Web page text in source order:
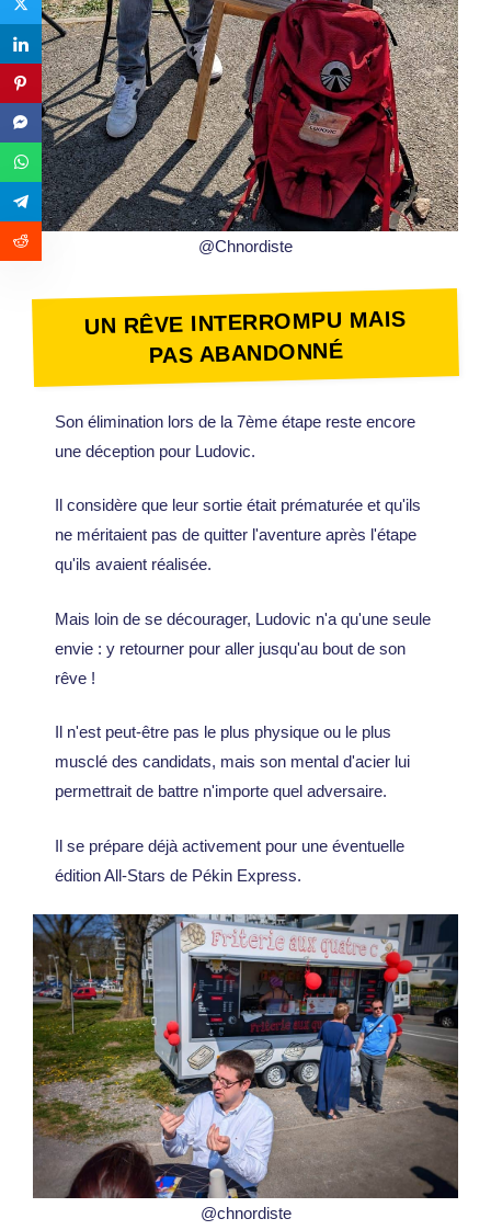
@Chnordiste
UN RÊVE INTERROMPU MAIS
PAS ABANDONNÉ
Son élimination lors de la 7ème étape reste encore
une déception pour Ludovic.
Il considère que leur sortie était prématurée et qu'ils
ne méritaient pas de quitter l'aventure après l'étape
qu'ils avaient réalisée.
Mais loin de se décourager, Ludovic n'a qu'une seule
envie : y retourner pour aller jusqu'au bout de son
rêve !
Il n'est peut-être pas le plus physique ou le plus
musclé des candidats, mais son mental d'acier lui
permettrait de battre n'importe quel adversaire.
Il se prépare déjà activement pour une éventuelle
édition All-Stars de Pékin Express.
@chnordiste